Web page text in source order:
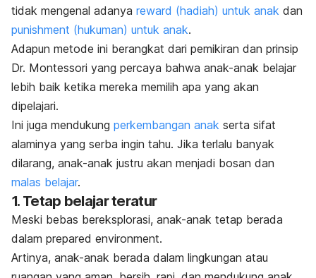
tidak mengenal adanya reward (hadiah) untuk anak dan
punishment (hukuman) untuk anak.
Adapun metode ini berangkat dari pemikiran dan prinsip
Dr. Montessori yang percaya bahwa anak-anak belajar
lebih baik ketika mereka memilih apa yang akan
dipelajari.
Ini juga mendukung perkembangan anak serta sifat
alaminya yang serba ingin tahu. Jika terlalu banyak
dilarang, anak-anak justru akan menjadi bosan dan
malas belajar.
1. Tetap belajar teratur
Meski bebas bereksplorasi, anak-anak tetap berada
dalam prepared environment.
Artinya, anak-anak berada dalam lingkungan atau